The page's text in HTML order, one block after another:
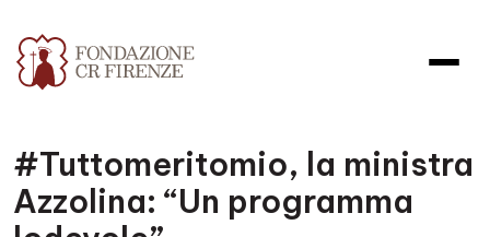
#Tuttomeritomio, la ministra
Azzolina: “Un programma